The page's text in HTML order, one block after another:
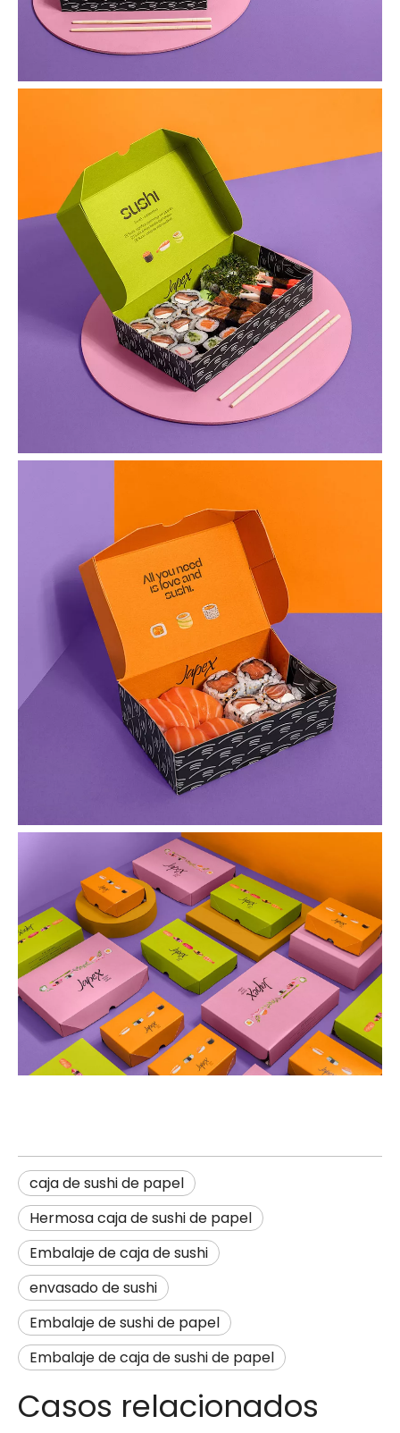
caja de sushi de papel
Hermosa caja de sushi de papel
Embalaje de caja de sushi
envasado de sushi
Embalaje de sushi de papel
Embalaje de caja de sushi de papel
Casos relacionados